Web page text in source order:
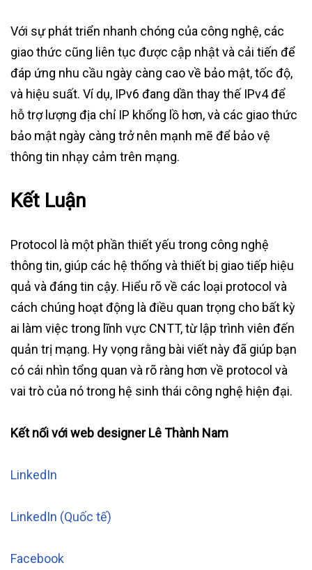
Với sự phát triển nhanh chóng của công nghệ, các
giao thức cũng liên tục được cập nhật và cải tiến để
đáp ứng nhu cầu ngày càng cao về bảo mật, tốc độ,
và hiệu suất. Ví dụ, IPv6 đang dần thay thế IPv4 để
hỗ trợ lượng địa chỉ IP khổng lồ hơn, và các giao thức
bảo mật ngày càng trở nên mạnh mẽ để bảo vệ
thông tin nhạy cảm trên mạng.
Kết Luận
Protocol là một phần thiết yếu trong công nghệ
thông tin, giúp các hệ thống và thiết bị giao tiếp hiệu
quả và đáng tin cậy. Hiểu rõ về các loại protocol và
cách chúng hoạt động là điều quan trọng cho bất kỳ
ai làm việc trong lĩnh vực CNTT, từ lập trình viên đến
quản trị mạng. Hy vọng rằng bài viết này đã giúp bạn
có cái nhìn tổng quan và rõ ràng hơn về protocol và
vai trò của nó trong hệ sinh thái công nghệ hiện đại.
Kết nối với web designer Lê Thành Nam
LinkedIn
LinkedIn (Quốc tế)
Facebook